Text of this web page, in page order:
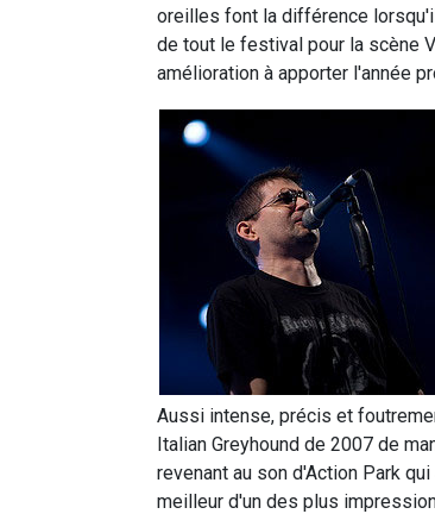
oreilles font la différence
de tout le festival pour la scène
amélioration à apporter l'année
Aussi intense, précis et
Italian Greyhound de 2007 de
revenant au son d'Action Park
meilleur d'un des plus